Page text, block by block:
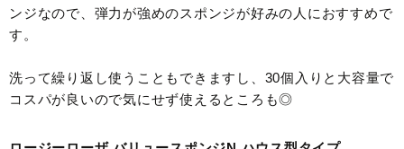
ンジなので、弾力が強めのスポンジが好みの人におすすめで
す。
洗って繰り返し使うこともできますし、30個入りと大容量で
コスパが良いので気にせず使えるところも◎